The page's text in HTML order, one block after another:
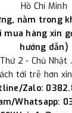
Hồ Chí Minh
nằm trong
hàng xin
hướng dẫn)
2 - Chủ Nhật
tới trễ hơn
Zalo:
Whatsapp: